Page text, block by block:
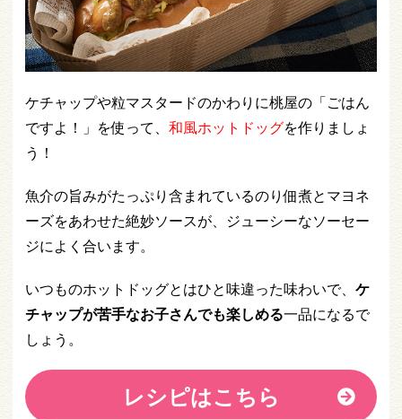
ケチャップや粒マスタードのかわりに桃屋の「ごはん
ですよ！」を使って、 和風ホットドッグを作りましょ
う！
魚介の旨みがたっぷり含まれているのり佃煮とマヨネ
ーズをあわせた絶妙ソースが、ジューシーなソーセー
ジによく合います。
いつものホットドッグとはひと味違った味わいで、 ケ
チャップが苦手なお子さんでも楽しめる一品になるで
しょう。
レシピはこちら